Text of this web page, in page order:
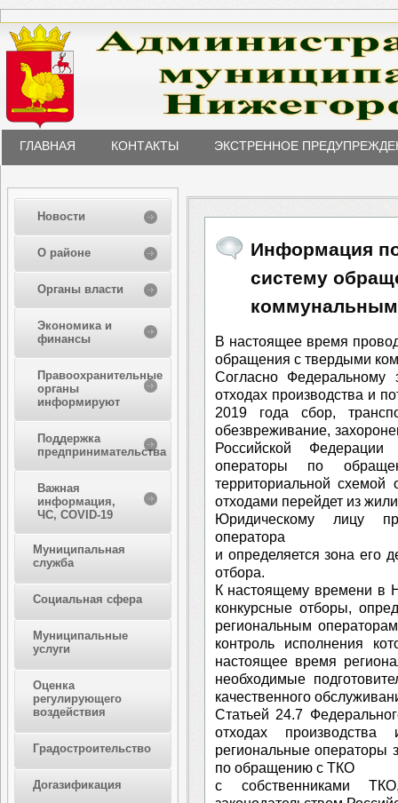
ГЛАВНАЯ КОНТАКТЫ ЭКСТРЕННОЕ
Новости
О районе
Органы власти
Экономика и
финансы
Правоохранительные
органы
информируют
Поддержка
предпринимательства
Важная
информация,
ЧС, COVID-19
Муниципальная
служба
Социальная сфера
Муниципальные
услуги
Оценка
регулирующего
воздействия
Градостроительство
Догазификация
Информация
систему
В настоящее время
обращения с твердыми
Согласно
отходах производства и
2019 года сбор,
обезвреживание,
Российской Федерации
операторы по
территориальной
отходами перейдет из
Юридическому лицу
оператора
и определяется зона его
отбора.
К настоящему времени в
конкурсные отборы,
региональным
контроль исполнения
настоящее время
необходимые
качественного
Статьей 24.7
отходах
региональные операторы
по обращению с ТКО
с собственниками